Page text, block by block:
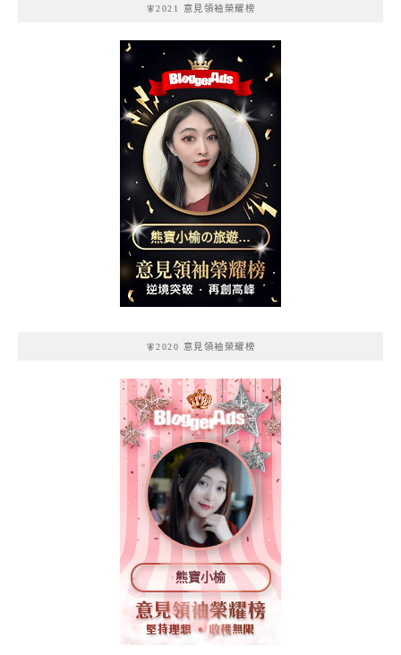
🧚2021 意見領袖榮耀榜
熊寶小榆の旅遊日
記
🧚2020 意見領袖榮耀榜
熊寶小榆